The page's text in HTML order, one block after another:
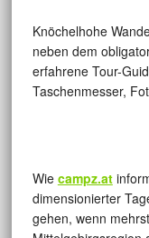
Knöchelhohe
neben dem
erfahrene Tour-
Taschenmesser,
Wie campz.at
dimensionierter
gehen, wenn